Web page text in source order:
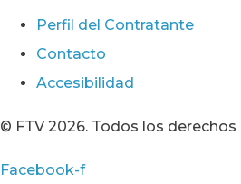
Perfil del Contratante
Contacto
Accesibilidad
© FTV 2026. Todos los
Facebook-f